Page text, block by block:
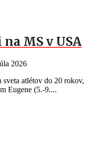
MS v USA
2026
atlétov do 20 rokov,
Eugene (5.-9....